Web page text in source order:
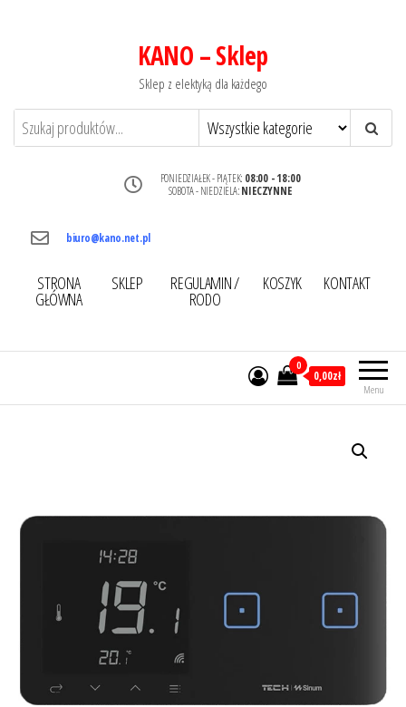
KANO – Sklep
Sklep z elektyką dla każdego
PONIEDZIAŁEK - PIĄTEK: 08:00 - 18:00
SOBOTA - NIEDZIELA:NIECZYNNE
biuro@kano.net.pl
STRONA
GŁÓWNA
SKLEP REGULAMIN /
RODO
KOSZYK KONTAKT
Menu
0
0,00zł